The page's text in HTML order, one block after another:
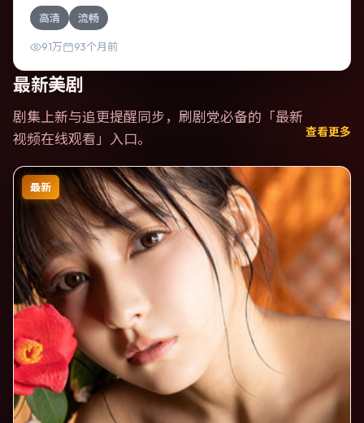
片为犯罪类型，主要班底与取景来自加拿大。一桩旧案被重
新翻出，真相与谎言交织。影片整体气质温暖，节奏紧凑，
人物动机清晰，适合喜欢强情节与细腻表演的观众。
高清 流畅
9.1万 93个月前
最新美剧
剧集上新与追更提醒同步，刷剧党必备的「最新
视频在线观看 」入口。 查看更多
最新